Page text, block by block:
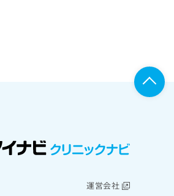
運営会社